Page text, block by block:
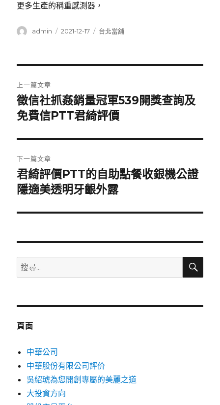
更多生產的稱重感測器，
作
admin
發
2021-12-17
分
台北當舖
章
導
覽
上一篇文章
上
一
文
章:
徵信社抓姦銷量冠軍539開獎查詢及
免費信PTT君綺評價
下一篇文章
下
一
文
君綺評價PTT的自助點餐收銀機公證
隱適美透明牙齦外露
搜
尋
鍵
搜
頁面
中華公司
中華股份有限公司評价
吳紹琥為您開創專屬的美麗之道
大投資方向